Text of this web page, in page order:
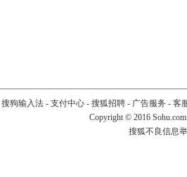
搜狗输入法- 支付中心- 搜狐招聘- 广告服务 - 客
Copyright © 2016
搜狐不良信息